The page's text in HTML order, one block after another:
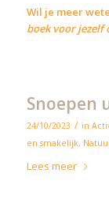
Wil je meer
boek voor jezelf
Snoepen
24/10/2023 / in
en smakelijk,
Lees meer